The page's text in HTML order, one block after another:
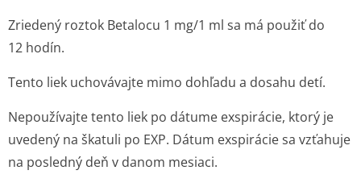
Zriedený roztok Betalocu 1 mg/1 ml sa má použiť do
12 hodín.
Tento liek uchovávajte mimo dohľadu a dosahu detí.
Nepoužívajte tento liek po dátume exspirácie, ktorý je
uvedený na škatuli po EXP. Dátum exspirácie sa vzťahuje
na posledný deň v danom mesiaci.